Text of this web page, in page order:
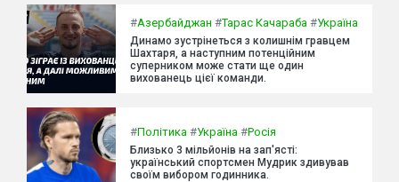
#Азербайджан #Тарас Качараба #Україна
Динамо зустрінеться з колишнім гравцем
Шахтаря, а наступним потенційним
суперником може стати ще один
вихованець цієї команди.
#Політика #Україна #Росія
Близько 3 мільйонів на зап'ясті:
український спортсмен Мудрик здивував
своїм вибором годинника.